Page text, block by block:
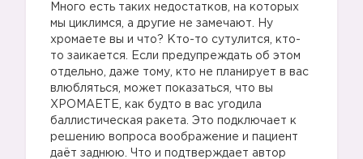
Много есть таких недостатков, на которых
мы циклимся, а другие не замечают. Ну
хромаете вы и что? Кто-то сутулится, кто-
то заикается. Если предупреждать об этом
отдельно, даже тому, кто не планирует в вас
влюбляться, может показаться, что вы
ХРОМАЕТЕ, как будто в вас угодила
баллистическая ракета. Это подключает к
решению вопроса воображение и пациент
даёт заднюю. Что и подтверждает автор